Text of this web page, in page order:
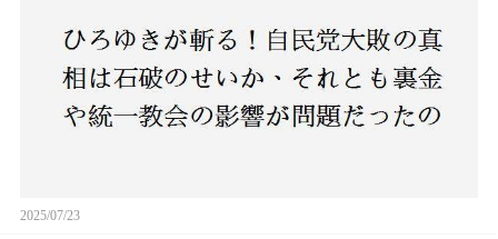
2025/07/23